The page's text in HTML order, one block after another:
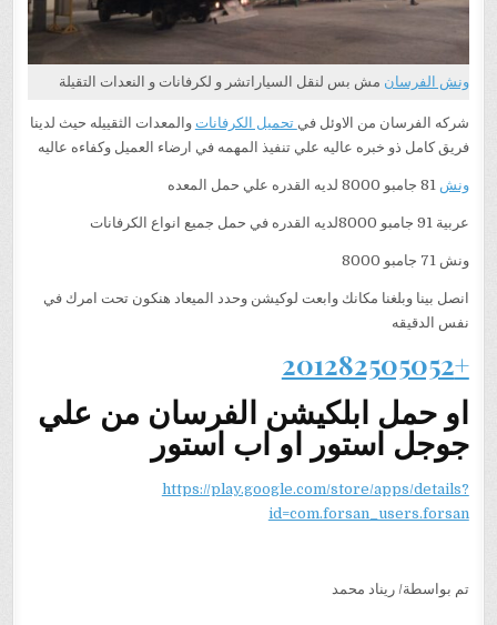
ونش الفرسان مش بس لنقل السياراتشر و لكرفانات و النعدات التقيلة
شركه الفرسان من الاوئل في تحميل الكرفانات والمعدات الثقييله حيث لدينا
فريق كامل ذو خبره عاليه علي تنفيذ المهمه في ارضاء العميل وكفاءه عاليه
ونش 81 جامبو 8000 لديه القدره علي حمل المعده
عربية 91 جامبو 8000لديه القدره في حمل جميع انواع الكرفانات
ونش 71 جامبو 8000
انصل بينا وبلغنا مكانك وابعت لوكيشن وحدد الميعاد هنكون تحت امرك في
نفس الدقيقه
+201282505052
او حمل ابلكيشن الفرسان من علي
جوجل استور او اب استور
https://play.google.com/store/apps/details?
id=com.forsan_users.forsan
تم بواسطة/ ريناد محمد